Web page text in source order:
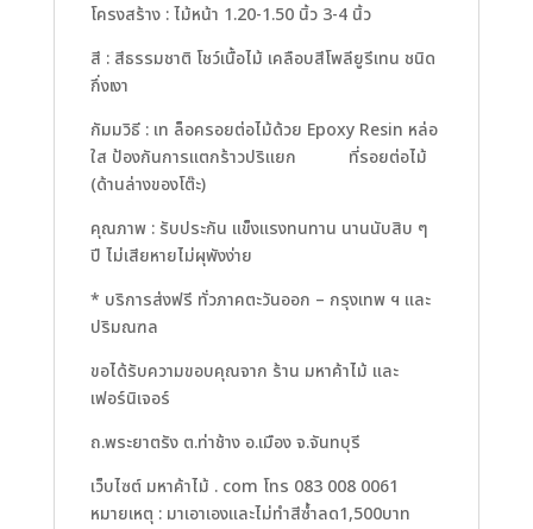
โครงสร้าง : ไม้หน้า 1.20-1.50 นิ้ว 3-4 นิ้ว
สี : สีธรรมชาติ โชว์เนื้อไม้ เคลือบสีโพลียูรีเทน ชนิด
กึ่งเงา
กัมมวิธี : เท ล็อครอยต่อไม้ด้วย Epoxy Resin หล่อ
ใส ป้องกันการแตกร้าวปริแยก ที่รอยต่อไม้
(ด้านล่างของโต๊ะ)
คุณภาพ : รับประกัน แข็งแรงทนทาน นานนับสิบ ๆ
ปี ไม่เสียหายไม่ผุพังง่าย
* บริการส่งฟรี ทั่วภาคตะวันออก – กรุงเทพ ฯ และ
ปริมณฑล
ขอได้รับความขอบคุณจาก ร้าน มหาค้าไม้ และ
เฟอร์นิเจอร์
ถ.พระยาตรัง ต.ท่าช้าง อ.เมือง จ.จันทบุรี
เว็บไซต์ มหาค้าไม้ . com โทร 083 008 0061
หมายเหตุ : มาเอาเองและไม่ทำสีซ้ำลด1,500บาท